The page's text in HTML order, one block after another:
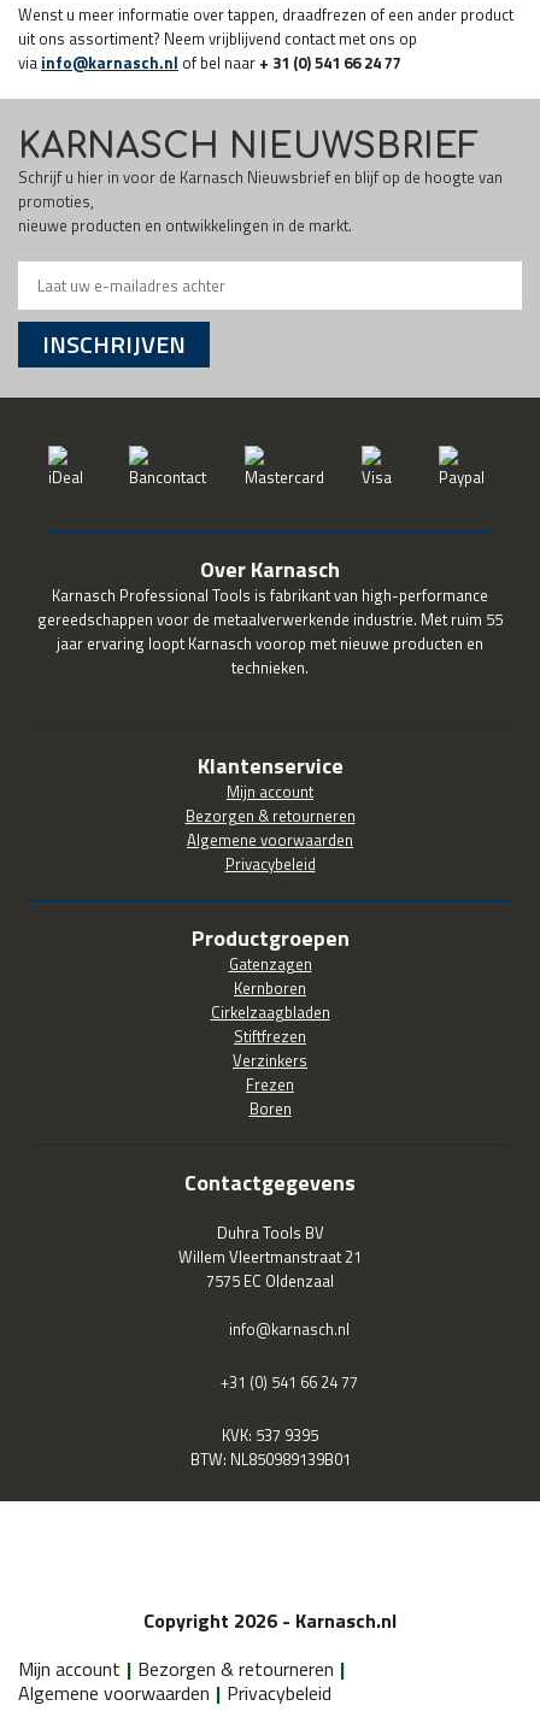
Wenst u meer informatie over tappen, draadfrezen of een ander product
uit ons assortiment? Neem vrijblijvend contact met ons op
via info@karnasch.nl of bel naar + 31 (0) 541 66 24 77
KARNASCH NIEUWSBRIEF
Schrijf u hier in voor de Karnasch Nieuwsbrief en blijf op de hoogte van
promoties,
nieuwe producten en ontwikkelingen in de markt.
INSCHRIJVEN
Over Karnasch
Karnasch Professional Tools is fabrikant van high-performance
gereedschappen voor de metaalverwerkende industrie. Met ruim 55
jaar ervaring loopt Karnasch voorop met nieuwe producten en
technieken.
Klantenservice
Mijn account
Bezorgen & retourneren
Algemene voorwaarden
Privacybeleid
Productgroepen
Gatenzagen
Kernboren
Cirkelzaagbladen
Stiftfrezen
Verzinkers
Frezen
Boren
Contactgegevens
Duhra Tools BV
Willem Vleertmanstraat 21
7575 EC Oldenzaal
info@karnasch.nl
+31 (0) 541 66 24 77
KVK: 537 9395
BTW: NL850989139B01
Copyright 2026 - Karnasch.nl
Mijn account
Bezorgen & retourneren
Algemene voorwaarden
Privacybeleid